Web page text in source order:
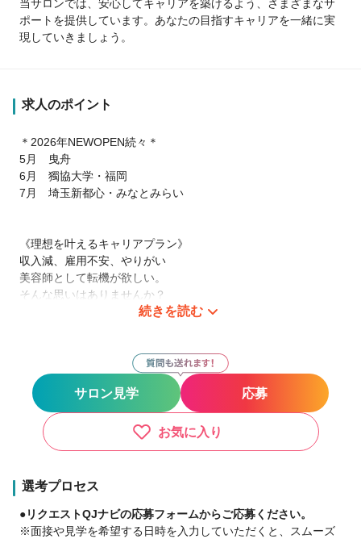
当サロンでは、安心してキャリアを築けるよう、さまざまなサ
ポートを提供しています。あなたの目指すキャリアを一緒に実
現していきましょう。
求人のポイント
＊2026年NEWOPEN続々＊
5月 曳舟
6月 獨協大学・福岡
7月 埼玉新都心・みなとみらい
《理想を叶えるキャリアプラン》
収入減、雇用不安、やりがい
美容師として転機が欲しい。
そんな思いはありませんか？
さまざまなサポートシステムあり。
【業務委託が初めての方】
提携の税理士、社労士など専門家がしっかりレクチャー
個室型で顧客満足度が高い環境の中で
経験、知識、センスが身につきます。
【チャンスを求めている方】
初月100万以上の収入だって可能！
【子育てと仕事を両立させたい方】
続きを読む
サロン見学 応募
お気に入り
選考プロセス
●リクエストQJナビの応募フォームからご応募ください。
※面接や見学を希望する日時を入力していただくと、スムーズ